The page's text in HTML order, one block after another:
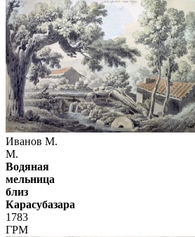
Иванов М.
М.
Водяная
мельница
близ
Карасубазара
1783
ГРМ